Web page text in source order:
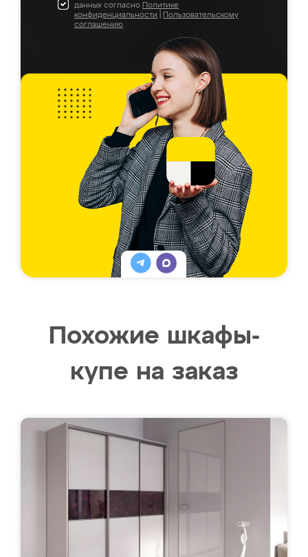
данных согласно Политике
конфиденциальности
Пользовательскому
соглашению
Похожие шкафы-
купе на заказ